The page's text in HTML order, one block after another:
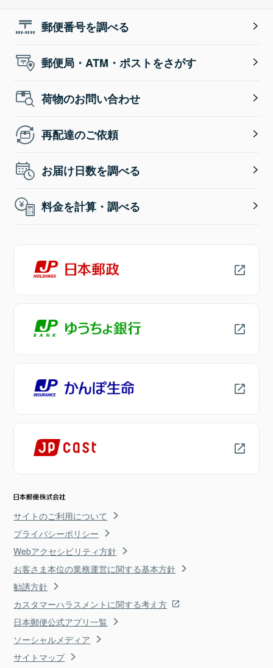
郵便番号を調べる
郵便局・ATM・ポストをさがす
荷物のお問い合わせ
再配達のご依頼
お届け日数を調べる
料金を計算・調べる
サイトのご利用について
プライバシーポリシー
Webアクセシビリティ方針
お客さま本位の業務運営に関する基本方針
勧誘方針
カスタマーハラスメントに関する考え方
日本郵便公式アプリ一覧
ソーシャルメディア
サイトマップ